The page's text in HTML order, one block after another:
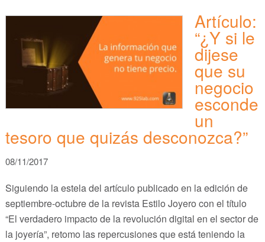
Artículo:
“¿Y si le
dijese
que su
negocio
esconde
un
tesoro que quizás desconozca?”
08/11/2017
Siguiendo la estela del artículo publicado en la edición de
septiembre-octubre de la revista Estilo Joyero con el título
“El verdadero impacto de la revolución digital en el sector de
la joyería”, retomo las repercusiones que está teniendo la